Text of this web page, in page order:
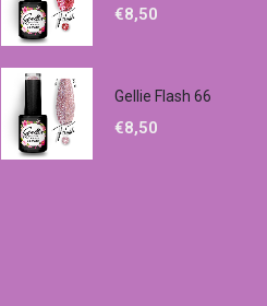
€8,50
Gellie Flash 66
€8,50